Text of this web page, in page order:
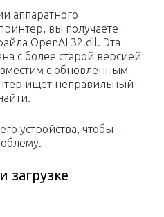
аппаратного
вы получаете
OpenAL32.dll. Эта
с более старой версией
с обновленным
ищет неправильный
устройства, чтобы
загрузке